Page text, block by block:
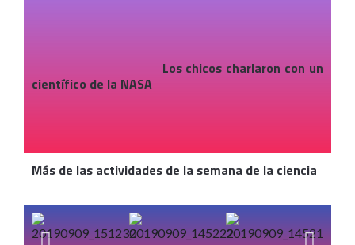
Los chicos charlaron con un
científico de la NASA
Más de las actividades de la semana de la ciencia